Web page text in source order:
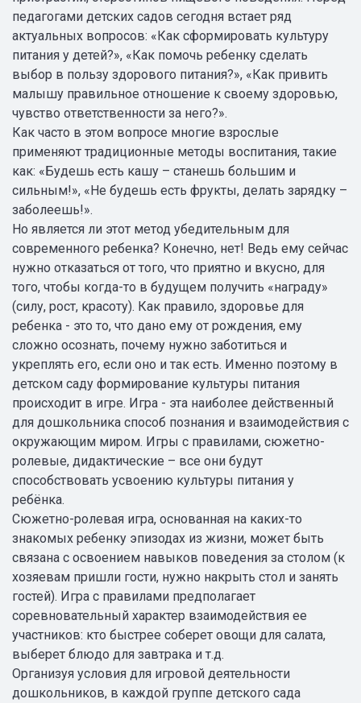
педагогами детских садов сегодня встает ряд
актуальных вопросов: «Как сформировать культуру
питания у детей?», «Как помочь ребенку сделать
выбор в пользу здорового питания?», «Как привить
малышу правильное отношение к своему здоровью,
чувство ответственности за него?».
Как часто в этом вопросе многие взрослые
применяют традиционные методы воспитания, такие
как: «Будешь есть кашу – станешь большим и
сильным!», «Не будешь есть фрукты, делать зарядку –
заболеешь!».
Но является ли этот метод убедительным для
современного ребенка? Конечно, нет! Ведь ему сейчас
нужно отказаться от того, что приятно и вкусно, для
того, чтобы когда-то в будущем получить «награду»
(силу, рост, красоту). Как правило, здоровье для
ребенка - это то, что дано ему от рождения, ему
сложно осознать, почему нужно заботиться и
укреплять его, если оно и так есть. Именно поэтому в
детском саду формирование культуры питания
происходит в игре. Игра - эта наиболее действенный
для дошкольника способ познания и взаимодействия с
окружающим миром. Игры с правилами, сюжетно-
ролевые, дидактические – все они будут
способствовать усвоению культуры питания у
ребёнка.
Сюжетно-ролевая игра, основанная на каких-то
знакомых ребенку эпизодах из жизни, может быть
связана с освоением навыков поведения за столом (к
хозяевам пришли гости, нужно накрыть стол и занять
гостей). Игра с правилами предполагает
соревновательный характер взаимодействия ее
участников: кто быстрее соберет овощи для салата,
выберет блюдо для завтрака и т.д.
Организуя условия для игровой деятельности
дошкольников, в каждой группе детского сада